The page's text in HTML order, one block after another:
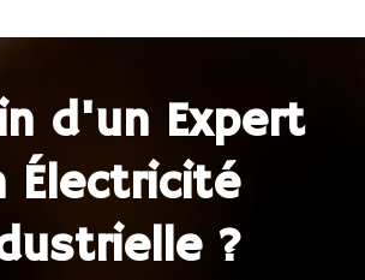
d'un Expert
Électricité
?